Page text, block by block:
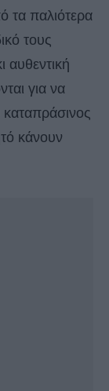
τα παλιότερα
τους
αυθεντική
για να
κάνουν